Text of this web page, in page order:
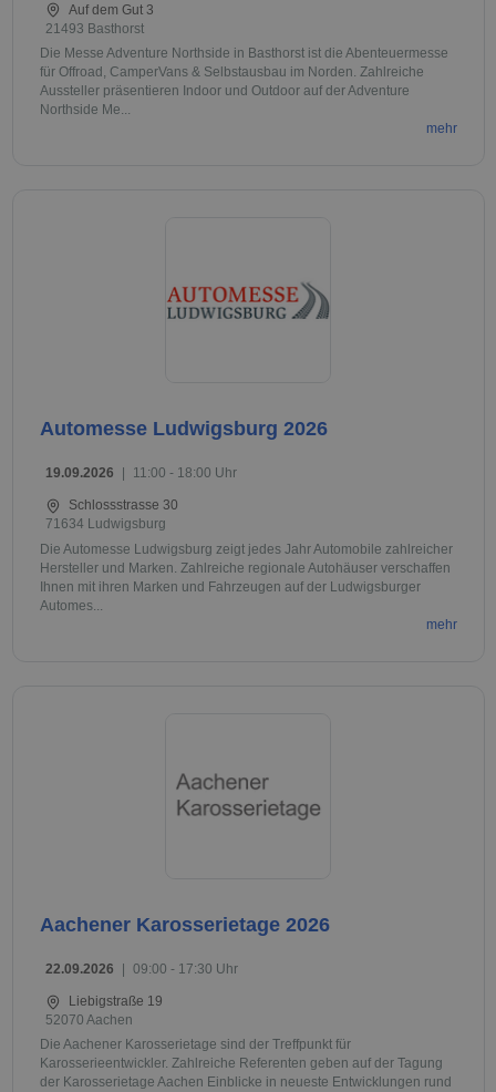
Auf dem Gut 3
21493 Basthorst
Die Messe Adventure Northside in Basthorst ist die Abenteuermesse
für Offroad, CamperVans & Selbstausbau im Norden. Zahlreiche
Aussteller präsentieren Indoor und Outdoor auf der Adventure
Northside Me...
mehr
Automesse Ludwigsburg 2026
19.09.2026 11:00 - 18:00 Uhr
Schlossstrasse 30
71634 Ludwigsburg
Die Automesse Ludwigsburg zeigt jedes Jahr Automobile zahlreicher
Hersteller und Marken. Zahlreiche regionale Autohäuser verschaffen
Ihnen mit ihren Marken und Fahrzeugen auf der Ludwigsburger
Automes...
mehr
Aachener Karosserietage 2026
22.09.2026 | 09:00 - 17:30 Uhr
Liebigstraße 19
52070 Aachen
Die Aachener Karosserietage sind der Treffpunkt für
Karosserieentwickler. Zahlreiche Referenten geben auf der Tagung
der Karosserietage Aachen Einblicke in neueste Entwicklungen rund